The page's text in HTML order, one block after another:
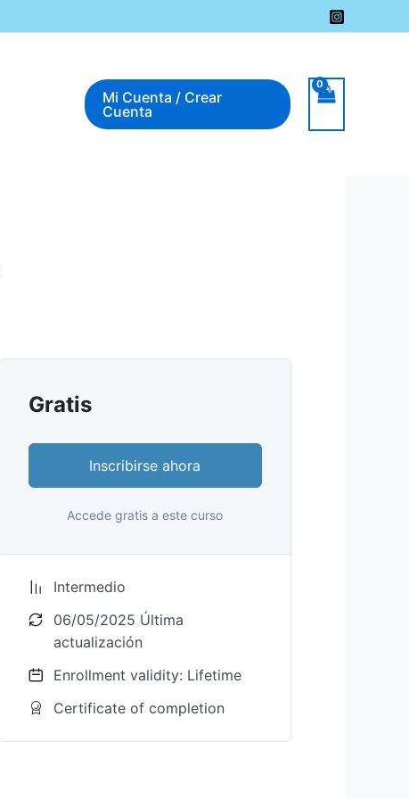
Mi Cuenta / Crear
Cuenta
Gratis
Inscribirse ahora
Accede gratis a este curso
Intermedio
06/05/2025 Última
actualización
Enrollment validity: Lifetime
Certificate of completion